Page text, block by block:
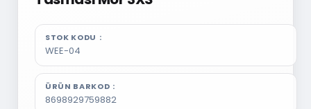
STOK KODU
WEE-04
ÜRÜN BARKOD
8698929759882